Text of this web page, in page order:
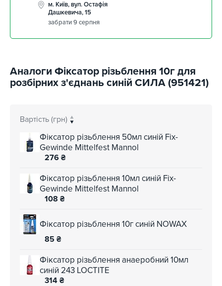
м. Київ, вул. Остафія
Дашкевича, 15
забрати 9 серпня
Аналоги Фіксатор різьблення 10г для
розбірних з'єднань синій СИЛА (951421)
Вартість (грн)
Фіксатор різьблення 50мл синій Fix-
Gewinde Mittelfest Mannol
276 ₴
Фіксатор різьблення 10мл синій Fix-
Gewinde Mittelfest Mannol
108 ₴
Фіксатор різьблення 10г синій NOWAX
85 ₴
Фіксатор різьблення анаеробний 10мл
синій 243 LOCTITE
314 ₴